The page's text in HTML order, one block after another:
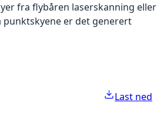
fra flybåren laserskanning eller
er det generert
Last ned